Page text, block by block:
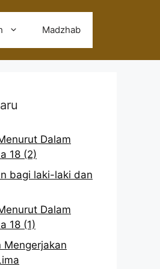
Madzhab
Dalam
18 (2)
bagi laki-laki dan
Dalam
18 (1)
Mengerjakan